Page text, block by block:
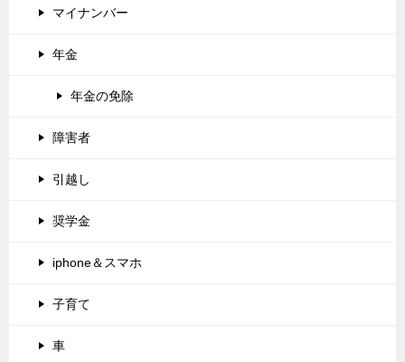
マイナンバー
年金
年金の免除
障害者
引越し
奨学金
iphone＆スマホ
子育て
車